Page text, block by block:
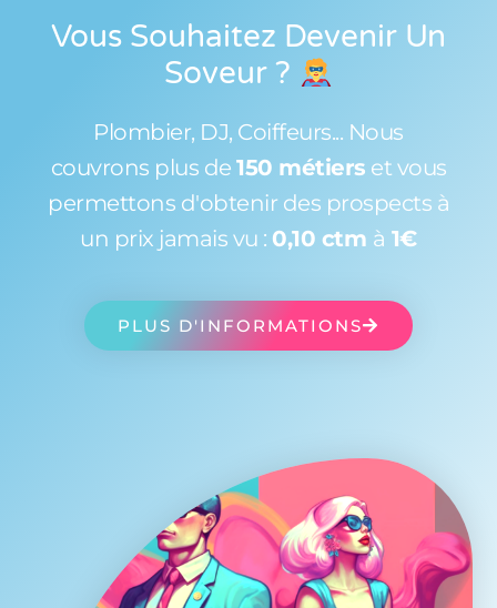
Vous Souhaitez Devenir Un
Soveur ?
Plombier, DJ, Coiffeurs... Nous
couvrons plus de 150 métiers et vous
permettons d'obtenir des prospects à
un prix jamais vu : 0,10 ctm à 1€
PLUS D'INFORMATIONS